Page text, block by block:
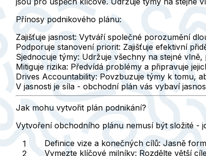
Přínosy podnikového plánu:
Zajišťuje jasnost: Vytváří společné porozumění
Podporuje stanovení priorit: Zajišťuje efektivní
Sjednocuje týmy: Udržuje všechny na stejné
Mitiguje rizika: Předvídá problémy a připravuje
Drives Accountability: Povzbuzuje týmy k tomu,
V jasnosti je síla - obchodní plán vás vybaví
Jak mohu vytvořit plán podnikání?
Vytvoření obchodního plánu nemusí být složité -
Definice vize a konečných cílů: Jasně
Vymezte klíčové milníky: Rozdělte větší